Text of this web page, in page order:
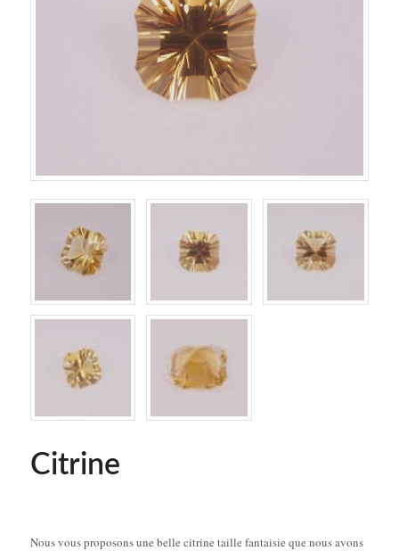
Citrine
Nous vous proposons une belle citrine taille fantaisie que nous avons